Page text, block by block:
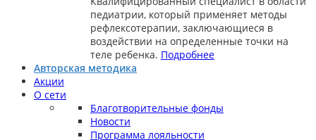
педиатрии, который применяет методы
рефлексотерапии, заключающиеся в
воздействии на определенные точки на
теле ребенка. Подробнее
Авторская методика
Акции
О сети
Благотворительные фонды
Новости
Программа лояльности